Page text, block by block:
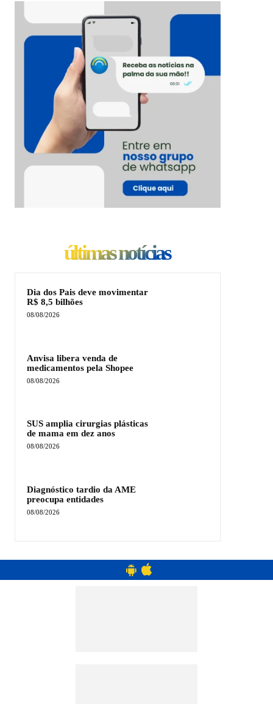
últimas notícias
Dia dos Pais deve movimentar
R$ 8,5 bilhões
08/08/2026
Anvisa libera venda de
medicamentos pela Shopee
08/08/2026
SUS amplia cirurgias plásticas
de mama em dez anos
08/08/2026
Diagnóstico tardio da AME
preocupa entidades
08/08/2026